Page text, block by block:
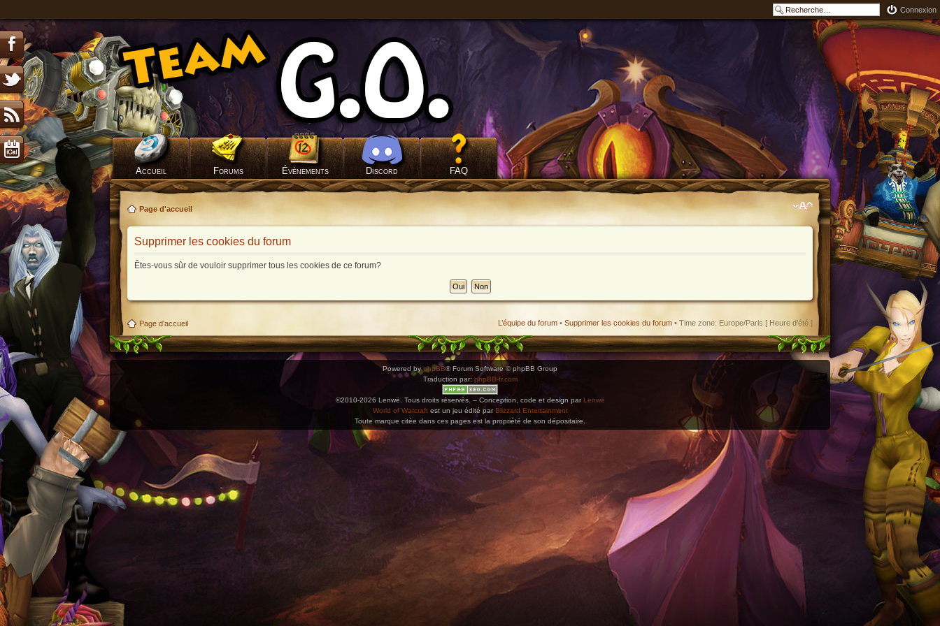
Connexion
Accueil Forums Évènements Discord FAQ
Page d'accueil
Supprimer les cookies du forum
Êtes-vous sûr de vouloir supprimer tous les cookies de ce forum?
Page d'accueil L’équipe du forum • Supprimer les cookies du forum • Time zone: Europe/Paris [ Heure d’été ]
Powered byphpBB® Forum Software © phpBB Group
Traduction par: phpBB-fr.com
©2010-2026 Lenwë. Tous droits réservés. – Conception, code et design par Lenwë
World of Warcraftest un jeu édité par Blizzard Entertainment
Toute marque citée dans ces pages est la propriété de son dépositaire.
Utilisez l'adresse suivante pour accéder au calendrier des évènements depuis d'autres applications. Copiez l'adresse et collez-la dans n'importe quelle application de type agenda prenant en charge le format iCal.